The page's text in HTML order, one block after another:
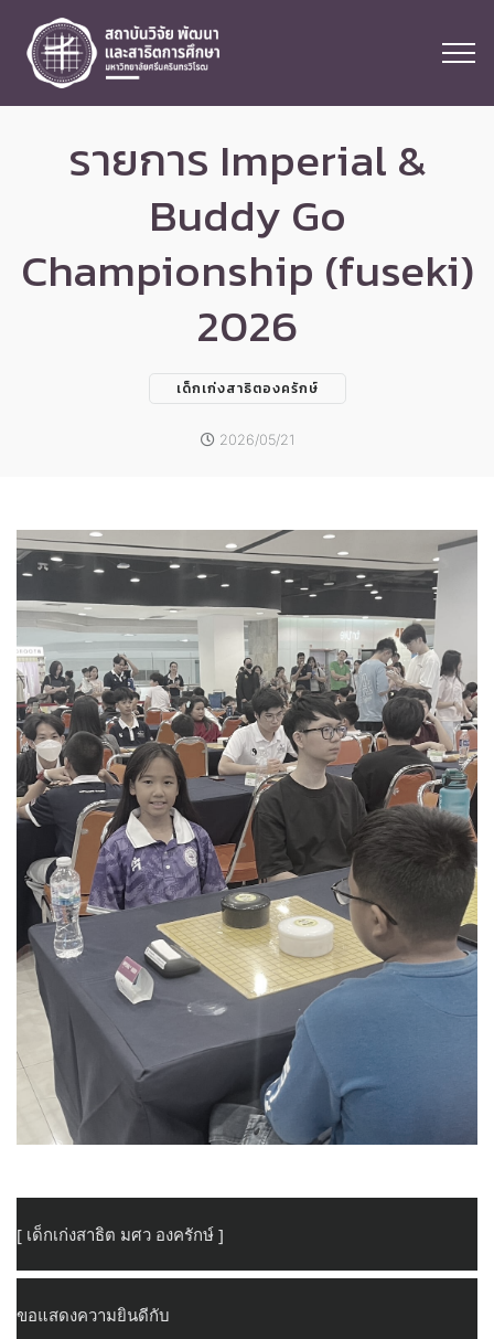
รายการ Imperial &
Buddy Go
Championship (fuseki)
2026
เด็กเก่งสาธิตองครักษ์
2026/05/21
[ เด็กเก่งสาธิต มศว องครักษ์ ]
ขอแสดงความยินดีกับ